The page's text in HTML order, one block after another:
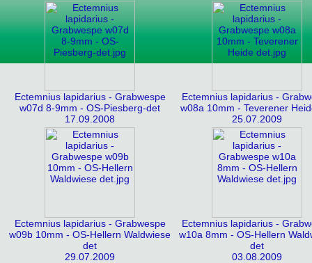
Ectemnius lapidarius - Grabwespe
w07d 8-9mm - OS-Piesberg-det
17.09.2008
Ectemnius lapidarius -
w08a 10mm - Teverener
25.07.2009
Ectemnius lapidarius - Grabwespe
w09b 10mm - OS-Hellern Waldwiese
det
29.07.2009
Ectemnius lapidarius -
w10a 8mm - OS-Hellern
det
03.08.2009